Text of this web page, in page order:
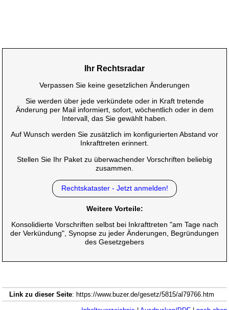
Ihr Rechtsradar
Verpassen Sie keine gesetzlichen Änderungen
Sie werden über jede verkündete oder in Kraft tretende
Änderung per Mail informiert, sofort, wöchentlich oder in dem
Intervall, das Sie gewählt haben.
Auf Wunsch werden Sie zusätzlich im konfigurierten Abstand vor
Inkrafttreten erinnert.
Stellen Sie Ihr Paket zu überwachender Vorschriften beliebig
zusammen.
Rechtskataster - Jetzt anmelden!
Weitere Vorteile:
Konsolidierte Vorschriften selbst bei Inkrafttreten "am Tage nach
der Verkündung", Synopse zu jeder Änderungen, Begründungen
des Gesetzgebers
Link zu dieser Seite: https://www.buzer.de/gesetz/5815/al79766.htm